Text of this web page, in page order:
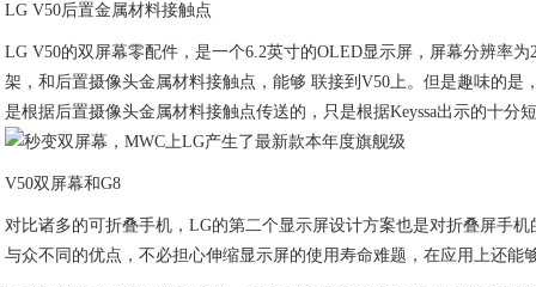
LG V50后置金属材料接触点
LG V50的双屏幕零配件，是一个6.2英寸的OLED显示屏，屏幕分辨率为
架，和后置摄像头金属材料接触点，能够 联接到V50上。但是趣味的是
是根据后置摄像头金属材料接触点传送的，只是根据Keyssa出示的十分
V50双屏幕和G8
对比诸多的可折叠手机，LG的第二个显示屏设计方案也是对折叠屏手
与众不同的优点，不必担心伸缩显示屏的使用寿命难题，在应用上还能